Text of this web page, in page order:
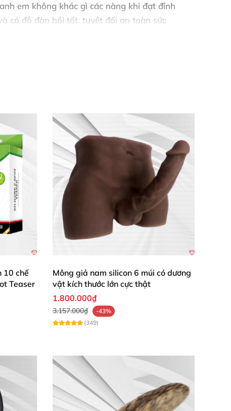
em không khác gì các nàng khi đạt đỉnh
có độ đàn hồi tốt, tuyệt đối an toàn sức
xát vàn đạt được khoái cảm tuyệt vời nhất
10 chế
Teaser
Mông giả nam silicon 6 múi có dương
vật kích thước lớn cực thật
1.800.000₫
3.157.000₫
-43%
(349)